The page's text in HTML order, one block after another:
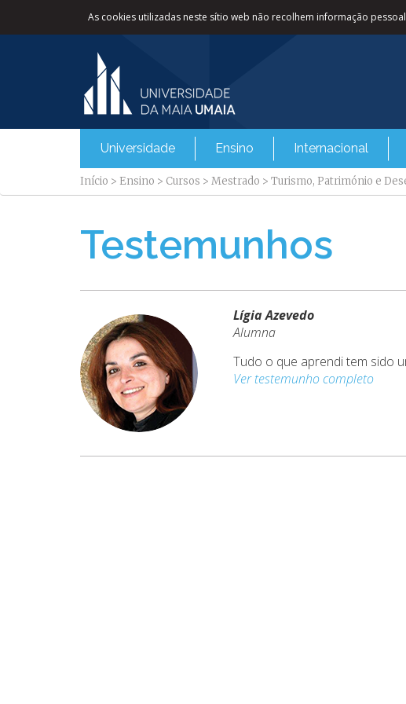
As cookies utilizadas neste sítio web não recolhem informação
Universidade Ensino Internacional
Início > Ensino > Cursos > Mestrado > Turismo, Património e
Testemunhos
Lígia Azevedo
Alumna
Tudo o que aprendi tem sido
Ver testemunho completo